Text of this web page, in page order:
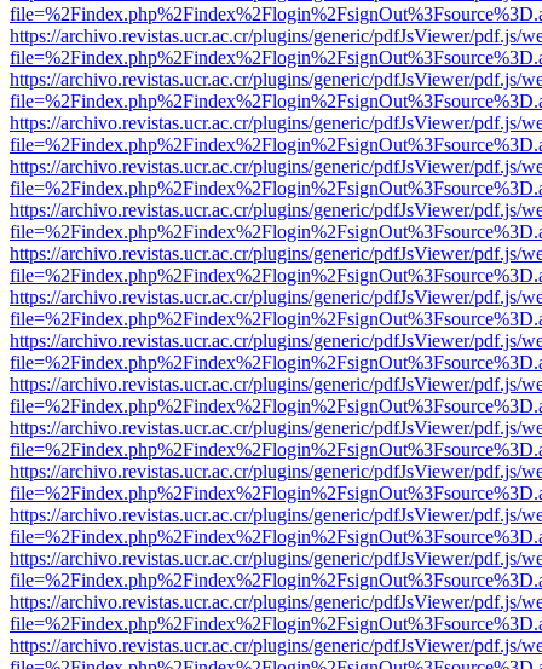
https://archivo.revistas.ucr.ac.cr/plugins/generic/pdfJsViewer/pdf.js/
https://archivo.revistas.ucr.ac.cr/plugins/generic/pdfJsViewer/pdf.js/
https://archivo.revistas.ucr.ac.cr/plugins/generic/pdfJsViewer/pdf.js/
https://archivo.revistas.ucr.ac.cr/plugins/generic/pdfJsViewer/pdf.js/
https://archivo.revistas.ucr.ac.cr/plugins/generic/pdfJsViewer/pdf.js/
https://archivo.revistas.ucr.ac.cr/plugins/generic/pdfJsViewer/pdf.js/
https://archivo.revistas.ucr.ac.cr/plugins/generic/pdfJsViewer/pdf.js/
https://archivo.revistas.ucr.ac.cr/plugins/generic/pdfJsViewer/pdf.js/
https://archivo.revistas.ucr.ac.cr/plugins/generic/pdfJsViewer/pdf.js/
https://archivo.revistas.ucr.ac.cr/plugins/generic/pdfJsViewer/pdf.js/
https://archivo.revistas.ucr.ac.cr/plugins/generic/pdfJsViewer/pdf.js/
https://archivo.revistas.ucr.ac.cr/plugins/generic/pdfJsViewer/pdf.js/
https://archivo.revistas.ucr.ac.cr/plugins/generic/pdfJsViewer/pdf.js/
https://archivo.revistas.ucr.ac.cr/plugins/generic/pdfJsViewer/pdf.js/
https://archivo.revistas.ucr.ac.cr/plugins/generic/pdfJsViewer/pdf.js/